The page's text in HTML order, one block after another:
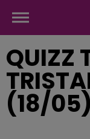
QUIZZ
(18/05)